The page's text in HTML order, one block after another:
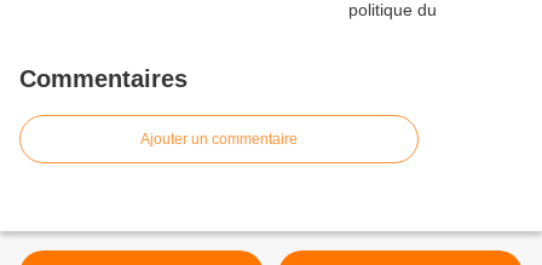
Commentaires
Ajouter un commentaire